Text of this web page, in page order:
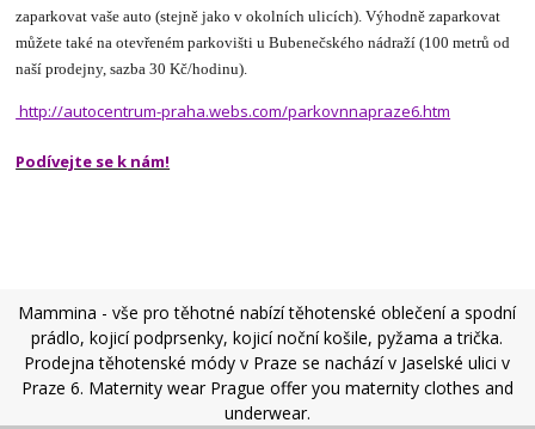
zaparkovat vaše auto (stejně jako v okolních ulicích). Výhodně zaparkovat
můžete také na otevřeném parkovišti u Bubenečského nádraží (100 metrů od
naší prodejny, sazba 30 Kč/hodinu).
http://autocentrum-praha.webs.com/parkovnnapraze6.htm
Podívejte se k nám!
Mammina - vše pro těhotné nabízí těhotenské oblečení a spodní
prádlo, kojicí podprsenky, kojicí noční košile, pyžama a trička.
Prodejna těhotenské módy v Praze se nachází v Jaselské ulici v
Praze 6. Maternity wear Prague offer you maternity clothes and
underwear.